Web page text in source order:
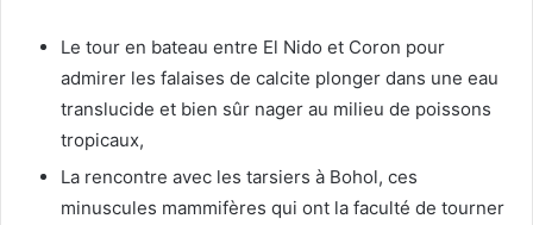
Le tour en bateau entre El Nido et Coron pour
admirer les falaises de calcite plonger dans une eau
translucide et bien sûr nager au milieu de poissons
tropicaux,
La rencontre avec les tarsiers à Bohol, ces
minuscules mammifères qui ont la faculté de tourner